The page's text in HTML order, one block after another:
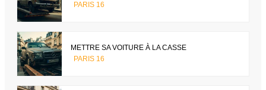
PARIS 16
METTRE SA VOITURE À LA CASSE
PARIS 16